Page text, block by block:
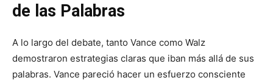
de las Palabras
A lo largo del debate, tanto Vance como Walz
demostraron estrategias claras que iban más allá de sus
palabras. Vance pareció hacer un esfuerzo consciente